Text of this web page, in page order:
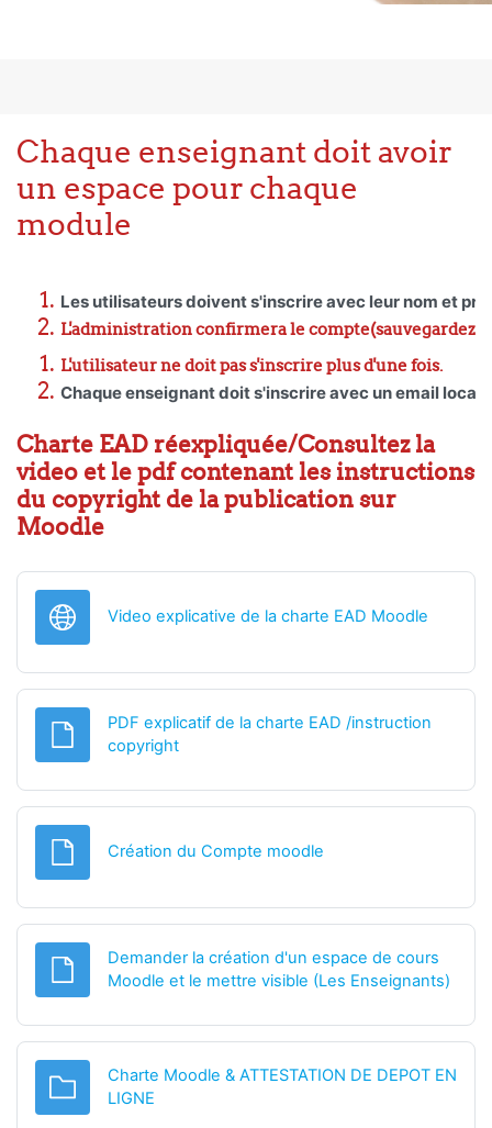
Chaque enseignant doit avoir
un espace pour chaque
module
Les utilisateurs doivent s'inscrire avec leur nom et
L'administration confirmera le compte(sauvegardez
L'utilisateur ne doit pas s'inscrire plus d'une fois.
Chaque enseignant doit s'inscrire avec un email local
Charte EAD réexpliquée/Consultez la
video et le pdf contenant les instructions
du copyright de la publication sur
Moodle
Video explicative de la charte EAD Moodle
PDF explicatif de la charte EAD /instruction
copyrightFichier
Création du Compte moodle
Demander la création d'un espace de cours
Moodle et le mettre visible (Les Enseignants)
Charte Moodle & ATTESTATION DE DEPOT EN
LIGNE